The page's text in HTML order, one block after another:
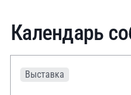
Календарь
Выставка